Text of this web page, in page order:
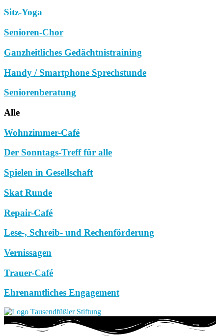
Sitz-Yoga
Senioren-Chor
Ganzheitliches Gedächtnistraining
Handy / Smartphone Sprechstunde
Seniorenberatung
Alle
Wohnzimmer-Café
Der Sonntags-Treff für alle
Spielen in Gesellschaft
Skat Runde
Repair-Café
Lese-, Schreib- und Rechenförderung
Vernissagen
Trauer-Café
Ehrenamtliches Engagement